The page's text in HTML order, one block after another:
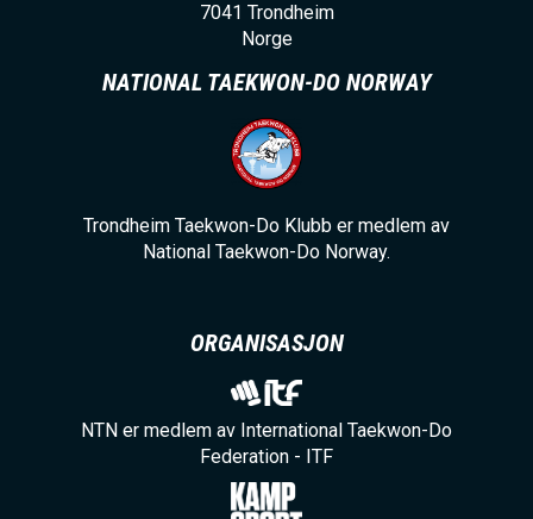
7041 Trondheim
Norge
NATIONAL TAEKWON-DO NORWAY
Trondheim Taekwon-Do Klubb er medlem av
National Taekwon-Do Norway.
ORGANISASJON
NTN er medlem av International Taekwon-Do
Federation - ITF